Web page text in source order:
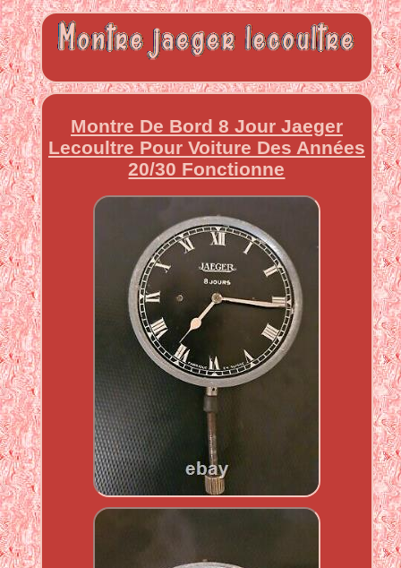
Montre De Bord 8 Jour Jaeger
Lecoultre Pour Voiture Des Années
20/30 Fonctionne